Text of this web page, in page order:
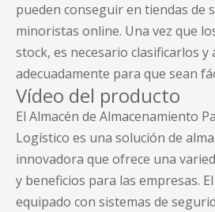
pueden conseguir en tiendas de
minoristas online. Una vez que
stock, es necesario clasificarlos y
adecuadamente para que sean
Vídeo del producto
El Almacén de Almacenamiento
Logístico es una solución de
innovadora que ofrece una
y beneficios para las empresas.
equipado con sistemas de